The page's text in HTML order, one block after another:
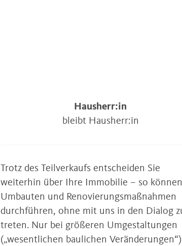
Hausherr:in
bleibt Hausherr:in
Trotz des Teilverkaufs entscheiden Sie
weiterhin über Ihre Immobilie – so
Umbauten und Renovierungsmaßnahmen
durchführen, ohne mit uns in den Dialog
treten. Nur bei größeren Umgestaltungen
(„wesentlichen baulichen Veränderungen“)